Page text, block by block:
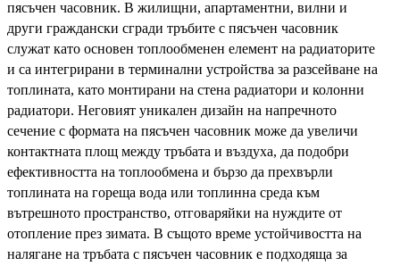
пясъчен часовник. В жилищни, апартаментни, вилни и
други граждански сгради тръбите с пясъчен часовник
служат като основен топлообменен елемент на радиаторите
и са интегрирани в терминални устройства за разсейване на
топлината, като монтирани на стена радиатори и колонни
радиатори. Неговият уникален дизайн на напречното
сечение с формата на пясъчен часовник може да увеличи
контактната площ между тръбата и въздуха, да подобри
ефективността на топлообмена и бързо да прехвърли
топлината на гореща вода или топлинна среда към
вътрешното пространство, отговаряйки на нуждите от
отопление през зимата. В същото време устойчивостта на
налягане на тръбата с пясъчен часовник е подходяща за